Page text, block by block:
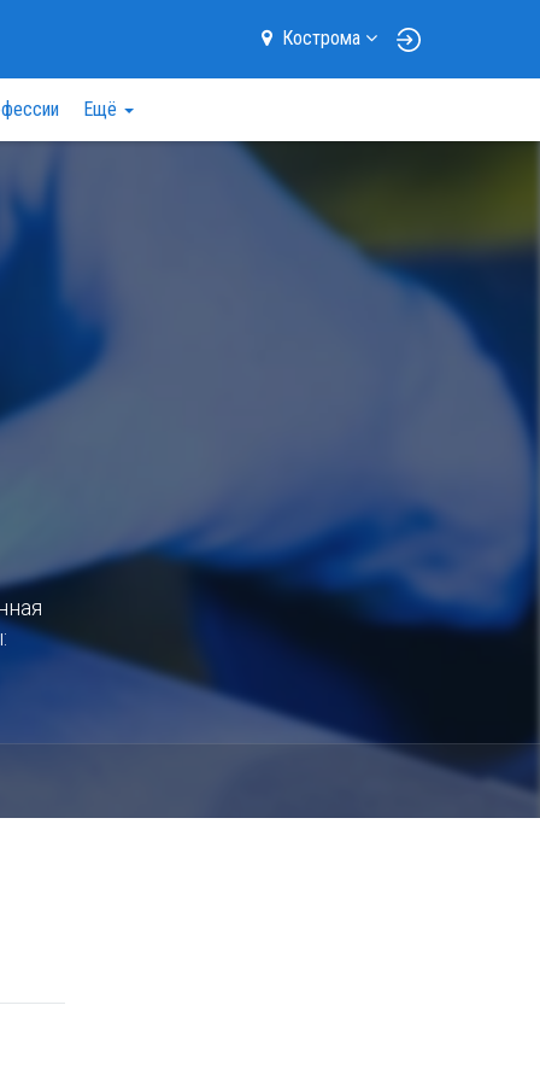
Кострома
Ещё